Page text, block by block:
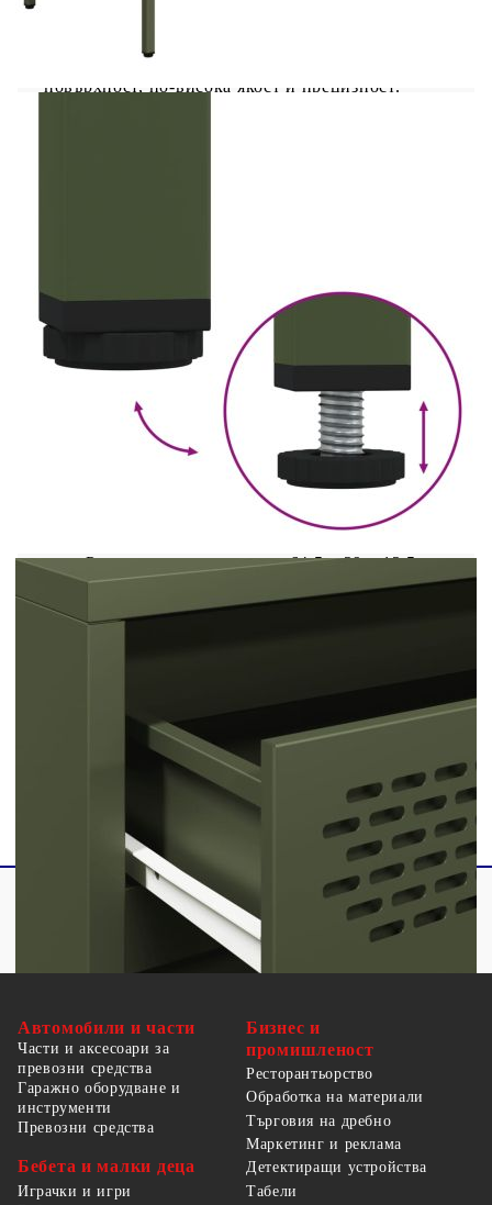
вашия дом и офис. Здрава и стабилна структура:
повърхност, по-висока якост и прецизност.
страничен шкаф е универсален и подходящ за
спални, всекидневни, коридори и т.н. за вашите
нужди. Внимание:За да предотвратите
преобръщане, този продукт трябва да се
използва с предоставеното устройство за
закрепване на стена.
Цвят: Маслиненозелено
Материал: Студеновалцувана стомана
Общи размери: 68 x 39 x 58,5 см (Ш x Д x
Размери на чекмеджето: 64,5 x 29 x 12,5 см
(Ш x Д x В)
С 3 чекмеджета
Повече подробности за предотвратяване на
преобръщането на вашите мебели можете да
тук
Автомобили и части
Части и аксесоари за
превозни средства
Гаражно оборудване и
инструменти
Превозни средства
Бебета и малки деца
Играчки и игри
Бизнес и
промишленост
Ресторантьорство
Обработка на материали
Търговия на дребно
Маркетинг и реклама
Детектиращи устройства
Табели